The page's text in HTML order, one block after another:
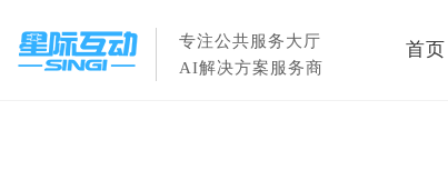
专注公共服务大厅
AI解决方案服务商
首页